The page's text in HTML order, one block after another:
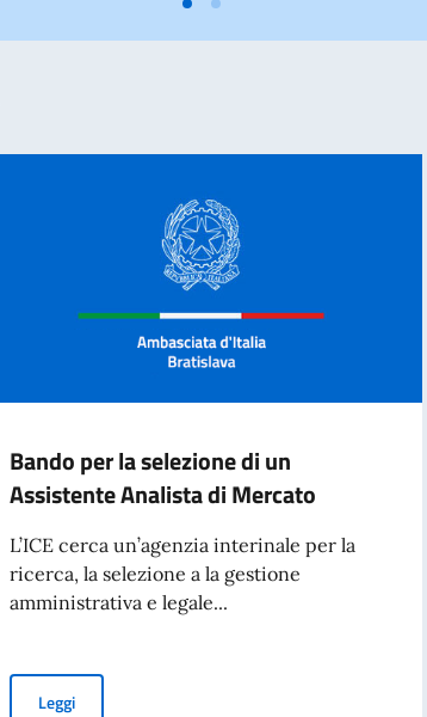
Bando per la selezione di un
Assistente Analista di Mercato
L’ICE cerca un’agenzia interinale per la
ricerca, la selezione a la gestione
amministrativa e legale...
LeggiBando per la selezione di un Assistente Analista di